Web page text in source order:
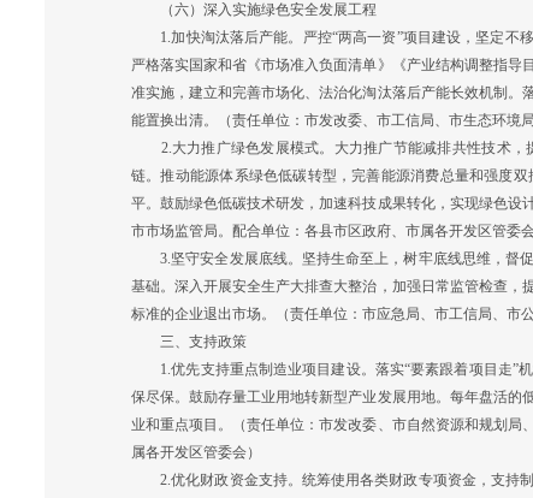
（六）深入实施绿色安全发展工程
1.加快淘汰落后产能。严控“两高一资”项目建设，坚定不移
严格落实国家和省《市场准入负面清单》《产业结构调整指
准实施，建立和完善市场化、法治化淘汰落后产能长效机制
能置换出清。（责任单位：市发改委、市工信局、市生态环境
2.大力推广绿色发展模式。大力推广节能减排共性技术，
链。推动能源体系绿色低碳转型，完善能源消费总量和强度
平。鼓励绿色低碳技术研发，加速科技成果转化，实现绿色设
市市场监管局。配合单位：各县市区政府、市属各开发区管委会
3.坚守安全发展底线。坚持生命至上，树牢底线思维，督
基础。深入开展安全生产大排查大整治，加强日常监管检查
标准的企业退出市场。（责任单位：市应急局、市工信局、市
三、支持政策
1.优先支持重点制造业项目建设。落实“要素跟着项目走”
保尽保。鼓励存量工业用地转新型产业发展用地。每年盘活
业和重点项目。（责任单位：市发改委、市自然资源和规划
属各开发区管委会）
2.优化财政资金支持。统筹使用各类财政专项资金，支持